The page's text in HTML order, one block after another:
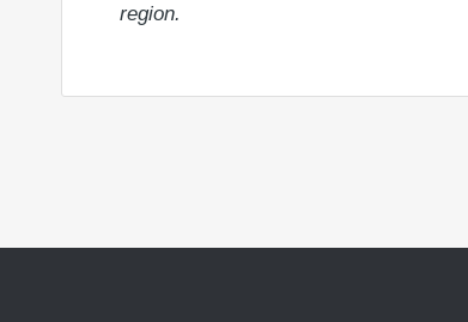
region.